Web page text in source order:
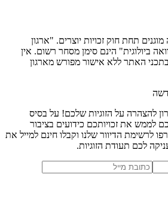
תחת חוק זכויות יוצרים. "ארגון
ביולוגית" הינם סימן מסחר רשום. אין
האתר ללא אישור מפורש מארגון
להצהרה על הזוגיות שלכם! על בסיס
את זכויותכם כידועים בציבור
לרשימת הדיוור שלנו וקבלו חינם למייל את
לכם תעודת הזוגיות.